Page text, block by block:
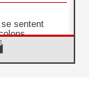
sentent
Dame du